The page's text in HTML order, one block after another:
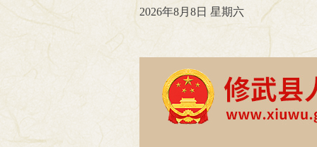
2026年8月8日 星期六